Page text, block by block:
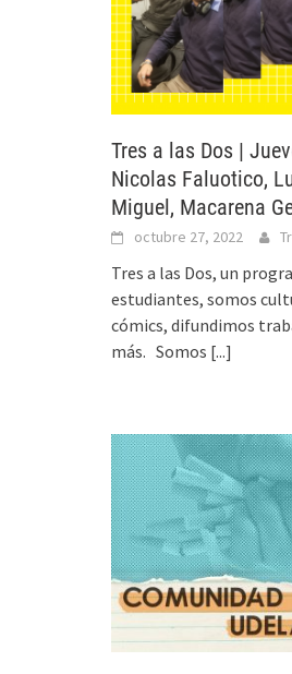
Tres a las Dos |
Nicolas Faluotico,
Miguel, Macarena
octubre 27, 2022
Tres a las Dos, un
estudiantes, somos
cómics, difundimos
más. Somos [...]